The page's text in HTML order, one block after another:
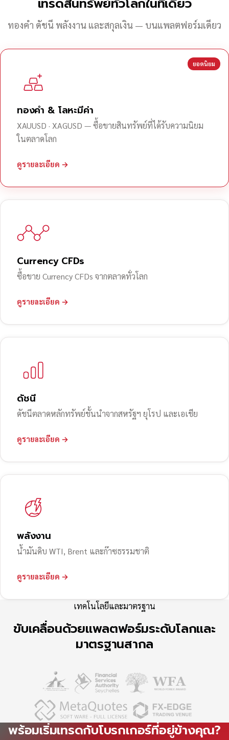
ทองคำ ดัชนี พลังงาน และสกุลเงิน — บนแพลตฟอร์มเดียว
ยอดนิยม
ทองคำ & โลหะมีค่า
XAUUSD · XAGUSD — ซื้อขายสินทรัพย์ที่ได้รับความนิยม
ในตลาดโลก
ดูรายละเอียด →
Currency CFDs
ซื้อขาย Currency CFDs จากตลาดทั่วโลก
ดูรายละเอียด →
ดัชนี
ดัชนีตลาดหลักทรัพย์ชั้นนำจากสหรัฐฯ ยุโรป และเอเชีย
ดูรายละเอียด →
พลังงาน
น้ำมันดิบ WTI, Brent และก๊าซธรรมชาติ
ดูรายละเอียด →
เทคโนโลยีและมาตรฐาน
ขับเคลื่อนด้วยแพลตฟอร์มระดับโลกและ
มาตรฐานสากล
พร้อมเริ่มเทรดกับโบรกเกอร์ที่อยู่ข้างคุณ?